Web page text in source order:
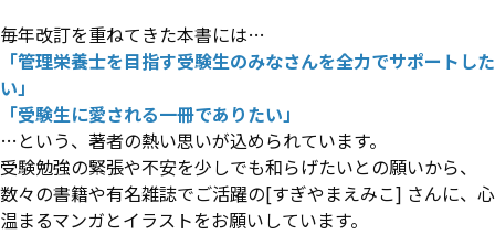
毎年改訂を重ねてきた本書には…
「管理栄養士を目指す受験生のみなさんを全力でサポートした
い」
「受験生に愛される一冊でありたい」
…という、著者の熱い思いが込められています。
受験勉強の緊張や不安を少しでも和らげたいとの願いから、
数々の書籍や有名雑誌でご活躍の[すぎやまえみこ] さんに、心
温まるマンガとイラストをお願いしています。